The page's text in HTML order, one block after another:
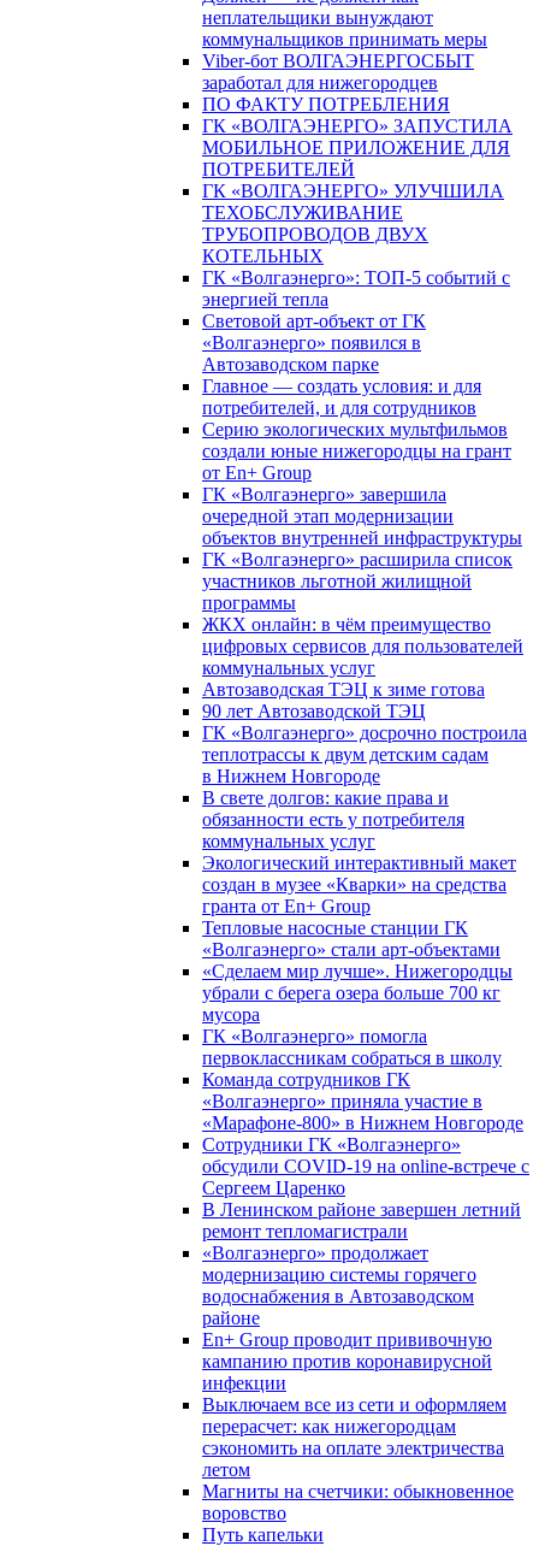
неплательщики вынуждают
коммунальщиков принимать меры
Viber-бот ВОЛГАЭНЕРГОСБЫТ
заработал для нижегородцев
ПО ФАКТУ ПОТРЕБЛЕНИЯ
ГК «ВОЛГАЭНЕРГО» ЗАПУСТИЛА
МОБИЛЬНОЕ ПРИЛОЖЕНИЕ ДЛЯ
ПОТРЕБИТЕЛЕЙ
ГК «ВОЛГАЭНЕРГО» УЛУЧШИЛА
ТЕХОБСЛУЖИВАНИЕ
ТРУБОПРОВОДОВ ДВУХ
КОТЕЛЬНЫХ
ГК «Волгаэнерго»: ТОП-5 событий с
энергией тепла
Световой арт-объект от ГК
«Волгаэнерго» появился в
Автозаводском парке
Главное — создать условия: и для
потребителей, и для сотрудников
Серию экологических мультфильмов
создали юные нижегородцы на грант
от En+ Group
ГК «Волгаэнерго» завершила
очередной этап модернизации
объектов внутренней инфраструктуры
ГК «Волгаэнерго» расширила список
участников льготной жилищной
программы
ЖКХ онлайн: в чём преимущество
цифровых сервисов для пользователей
коммунальных услуг
Автозаводская ТЭЦ к зиме готова
90 лет Автозаводской ТЭЦ
ГК «Волгаэнерго» досрочно построила
теплотрассы к двум детским садам
в Нижнем Новгороде
В свете долгов: какие права и
обязанности есть у потребителя
коммунальных услуг
Экологический интерактивный макет
создан в музее «Кварки» на средства
гранта от En+ Group
Тепловые насосные станции ГК
«Волгаэнерго» стали арт-объектами
«Сделаем мир лучше». Нижегородцы
убрали с берега озера больше 700 кг
мусора
ГК «Волгаэнерго» помогла
первоклассникам собраться в школу
Команда сотрудников ГК
«Волгаэнерго» приняла участие в
«Марафоне-800» в Нижнем Новгороде
Сотрудники ГК «Волгаэнерго»
обсудили COVID-19 на online-встрече с
Сергеем Царенко
В Ленинском районе завершен летний
ремонт тепломагистрали
«Волгаэнерго» продолжает
модернизацию системы горячего
водоснабжения в Автозаводском
районе
En+ Group проводит прививочную
кампанию против коронавирусной
инфекции
Выключаем все из сети и оформляем
перерасчет: как нижегородцам
сэкономить на оплате электричества
летом
Магниты на счетчики: обыкновенное
воровство
Путь капельки